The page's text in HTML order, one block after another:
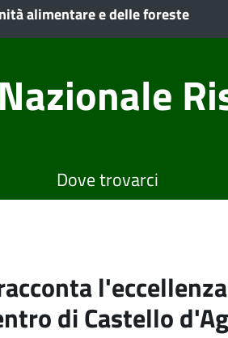
alimentare e delle foreste
Dove trovarci
di Castello